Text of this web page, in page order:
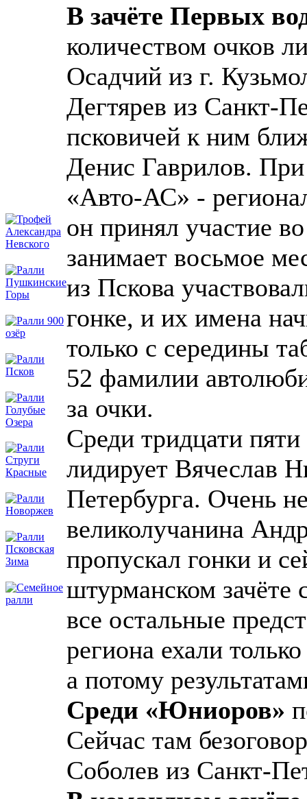
В зачёте Первых
количеством очков
Осадчий из г.
Дегтярев из Санкт-
псковичей к ним
Денис Гаврилов.
«Авто-АС» -
он принял участие
занимает восьмое
из Пскова
гонке, и их имена
только с середины
52 фамилии
за очки.
Среди тридцати пяти
лидирует Вячеслав
Петербурга. Очень
великолучанина
пропускал гонки и
штурманском зачёте
все остальные
региона ехали
а потому
Среди «Юниоров»
Сейчас там
Соболев из Санкт-